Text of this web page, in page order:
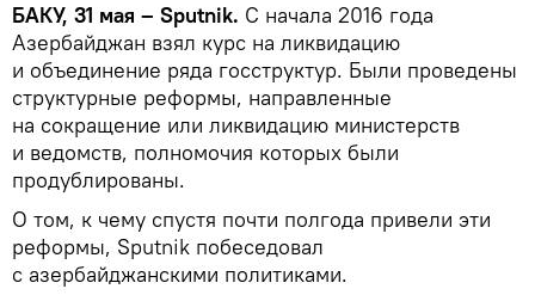
БАКУ, 31 мая – Sputnik. С начала 2016 года
Азербайджан взял курс на ликвидацию
и объединение ряда госструктур. Были проведены
структурные реформы, направленные
на сокращение или ликвидацию министерств
и ведомств, полномочия которых были
продублированы.
О том, к чему спустя почти полгода привели эти
реформы, Sputnik побеседовал
с азербайджанскими политиками.